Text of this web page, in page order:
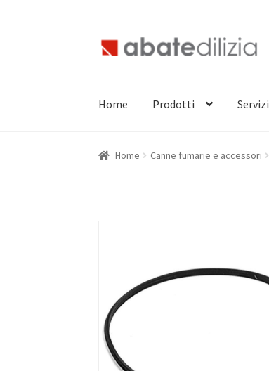
Vai
alla
Vai
al
Home Prodotti Servizi
Home Canne fumarie e accessori